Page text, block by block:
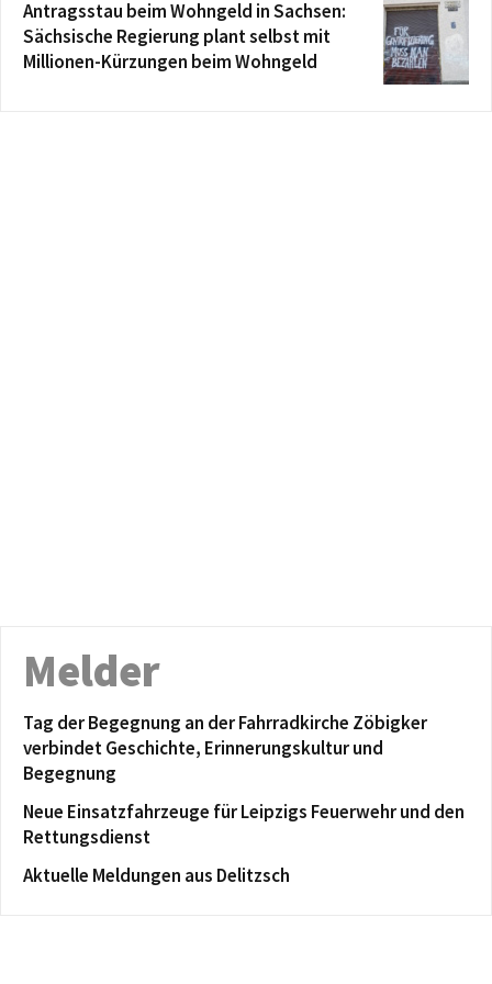
Antragsstau beim Wohngeld in Sachsen:
Sächsische Regierung plant selbst mit
Millionen-Kürzungen beim Wohngeld
Melder
Tag der Begegnung an der Fahrradkirche Zöbigker
verbindet Geschichte, Erinnerungskultur und
Begegnung
Neue Einsatzfahrzeuge für Leipzigs Feuerwehr und den
Rettungsdienst
Aktuelle Meldungen aus Delitzsch